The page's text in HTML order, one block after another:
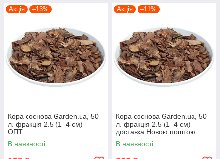
Акція –13%
Кора соснова Garden.ua, 50
л, фракція 2.5 (1–4 см) —
ОПТ
В наявності
Акція –11%
Кора соснова Garden.ua, 50
л, фракція 2.5 (1–4 см) —
доставка Новою поштою
В наявності